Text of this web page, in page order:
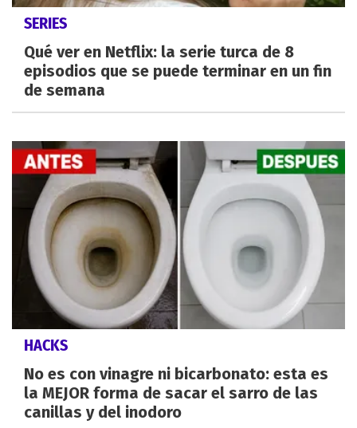
SERIES
Qué ver en Netflix: la serie turca de 8
episodios que se puede terminar en un fin
de semana
HACKS
No es con vinagre ni bicarbonato: esta es
la MEJOR forma de sacar el sarro de las
canillas y del inodoro